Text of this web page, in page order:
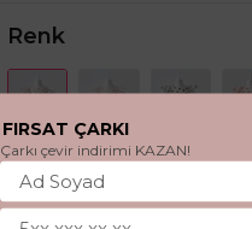
Renk
FIRSAT ÇARKI
Çarkı çevir indirimi KAZAN!